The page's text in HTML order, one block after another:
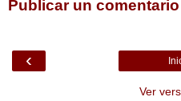
Publicar un comentario
‹
Ver